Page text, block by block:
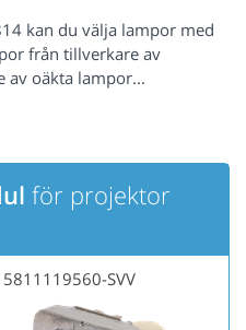
kan du välja lampor med
från tillverkare av
av oäkta lampor...
för projektor
SVV